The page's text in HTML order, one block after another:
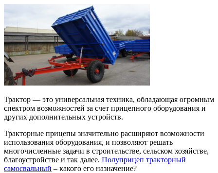
Трактор — это универсальная техника, обладающая огромным
спектром возможностей за счет прицепного оборудования и
других дополнительных устройств.
Тракторные прицепы значительно расширяют возможности
использования оборудования, и позволяют решать
многочисленные задачи в строительстве, сельском хозяйстве,
благоустройстве и так далее. Полуприцеп тракторный
самосвальный – какого его назначение?